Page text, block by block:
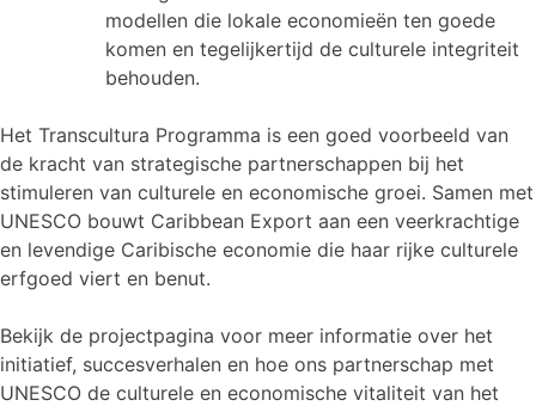
modellen die lokale economieën ten goede
komen en tegelijkertijd de culturele integriteit
behouden.
Het Transcultura Programma is een goed voorbeeld van
de kracht van strategische partnerschappen bij het
stimuleren van culturele en economische groei. Samen met
UNESCO bouwt Caribbean Export aan een veerkrachtige
en levendige Caribische economie die haar rijke culturele
erfgoed viert en benut.
Bekijk de projectpagina voor meer informatie over het
initiatief, succesverhalen en hoe ons partnerschap met
UNESCO de culturele en economische vitaliteit van het